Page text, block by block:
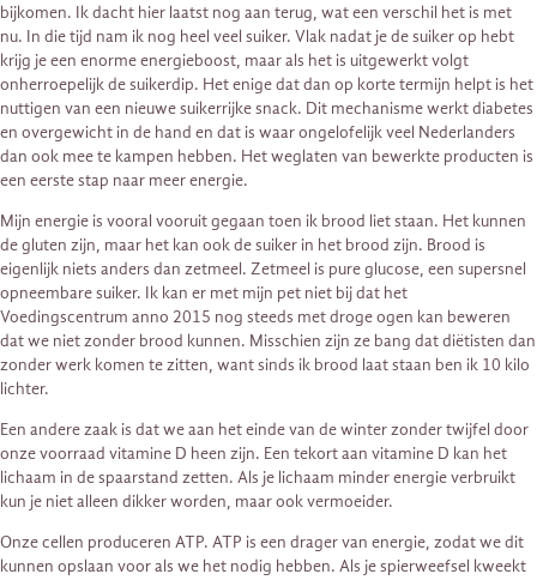
bijkomen. Ik dacht hier laatst nog aan terug, wat een verschil het is met
nu. In die tijd nam ik nog heel veel suiker. Vlak nadat je de suiker op hebt
krijg je een enorme energieboost, maar als het is uitgewerkt volgt
onherroepelijk de suikerdip. Het enige dat dan op korte termijn helpt is het
nuttigen van een nieuwe suikerrijke snack. Dit mechanisme werkt diabetes
en overgewicht in de hand en dat is waar ongelofelijk veel Nederlanders
dan ook mee te kampen hebben. Het weglaten van bewerkte producten is
een eerste stap naar meer energie.
Mijn energie is vooral vooruit gegaan toen ik brood liet staan. Het kunnen
de gluten zijn, maar het kan ook de suiker in het brood zijn. Brood is
eigenlijk niets anders dan zetmeel. Zetmeel is pure glucose, een supersnel
opneembare suiker. Ik kan er met mijn pet niet bij dat het
Voedingscentrum anno 2015 nog steeds met droge ogen kan beweren
dat we niet zonder brood kunnen. Misschien zijn ze bang dat diëtisten dan
zonder werk komen te zitten, want sinds ik brood laat staan ben ik 10 kilo
lichter.
Een andere zaak is dat we aan het einde van de winter zonder twijfel door
onze voorraad vitamine D heen zijn. Een tekort aan vitamine D kan het
lichaam in de spaarstand zetten. Als je lichaam minder energie verbruikt
kun je niet alleen dikker worden, maar ook vermoeider.
Onze cellen produceren ATP. ATP is een drager van energie, zodat we dit
kunnen opslaan voor als we het nodig hebben. Als je spierweefsel kweekt